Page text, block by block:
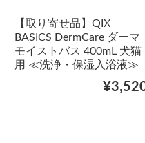
【取り寄せ品】QIX
BASICS DermCare ダーマ
モイストバス 400mL 犬猫
用 ≪洗浄・保湿入浴液≫